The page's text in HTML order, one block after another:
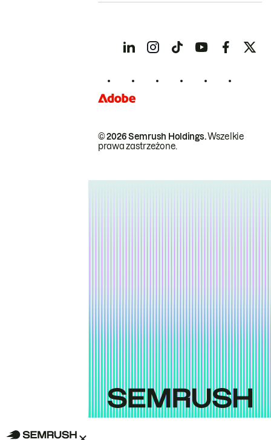
© 2026 Semrush Holdings.Wszelkie
prawa zastrzeżone.